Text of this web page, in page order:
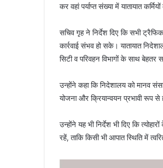
कर वहां पर्याप्त संख्या में यातायात
सचिव गृह ने निर्देश दिए कि सभी
कार्रवाई संभव हो सके। यातायात
सिटी व परिवहन विभागों के साथ बेहतर
उन्होंने कहा कि निदेशालय को मानव
योजना और क्रियान्वयन प्रभावी रूप
उन्होंने यह भी निर्देश भी दिए कि
रहें, ताकि किसी भी आपात स्थिति में